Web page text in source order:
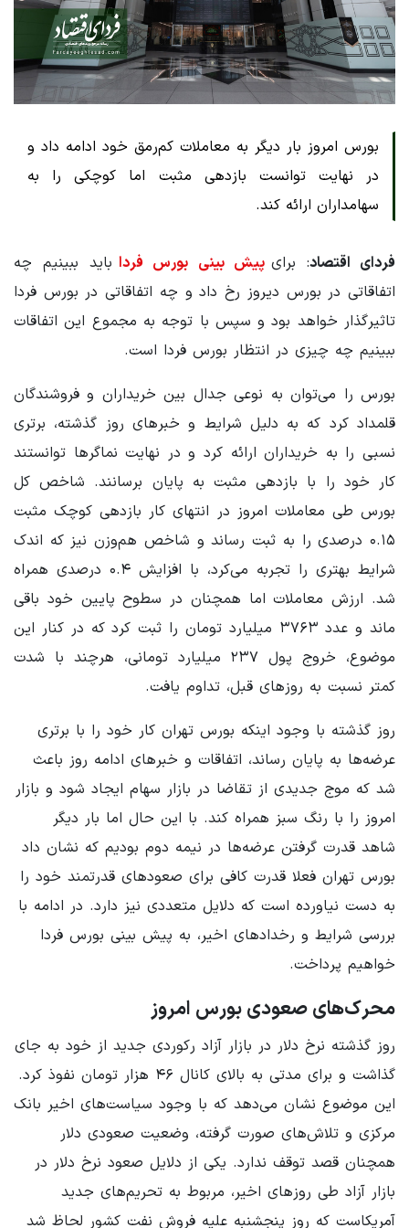
بورس امروز بار دیگر به معاملات کم‌رمق خود ادامه داد و
در نهایت توانست بازدهی مثبت اما کوچکی را به
سهامداران ارائه کند.
فردای اقتصاد: برایپیش بینی بورس فرداباید ببینیم چه
اتفاقاتی در بورس دیروز رخ داد و چه اتفاقاتی در بورس فردا
تاثیرگذار خواهد بود و سپس با توجه به مجموع این اتفاقات
ببینیم چه چیزی در انتظار بورس فردا است.
بورس را می‌توان به نوعی جدال بین خریداران و فروشندگان
قلمداد کرد که به دلیل شرایط و خبرهای روز گذشته، برتری
نسبی را به خریداران ارائه کرد و در نهایت نماگرها توانستند
کار خود را با بازدهی مثبت به پایان برسانند. شاخص کل
بورس طی معاملات امروز در انتهای کار بازدهی کوچک مثبت
۰.۱۵ درصدی را به ثبت رساند و شاخص هم‌وزن نیز که اندک
شرایط بهتری را تجربه می‌کرد، با افزایش ۰.۴ درصدی همراه
شد. ارزش معاملات اما همچنان در سطوح پایین خود باقی
ماند و عدد ۳۷۶۳ میلیارد تومان را ثبت کرد که در کنار این
موضوع، خروج پول ۲۳۷ میلیارد تومانی، هرچند با شدت
کمتر نسبت به روزهای قبل، تداوم یافت.
روز گذشته با وجود اینکه بورس تهران کار خود را با برتری
عرضه‌ها به پایان رساند، اتفاقات و خبرهای ادامه روز باعث
شد که موج جدیدی از تقاضا در بازار سهام ایجاد شود و بازار
امروز را با رنگ سبز همراه کند. با این حال اما بار دیگر
شاهد قدرت گرفتن عرضه‌ها در نیمه دوم بودیم که نشان داد
بورس تهران فعلا قدرت کافی برای صعودهای قدرتمند خود را
به دست نیاورده است که دلایل متعددی نیز دارد. در ادامه با
بررسی شرایط و رخدادهای اخیر، به پیش بینی بورس فردا
خواهیم پرداخت.
محرک‌های صعودی بورس امروز
روز گذشته نرخ دلار در بازار آزاد رکوردی جدید از خود به جای
گذاشت و برای مدتی به بالای کانال ۴۶ هزار تومان نفوذ کرد.
این موضوع نشان می‌دهد که با وجود سیاست‌های اخیر بانک
مرکزی و تلاش‌های صورت گرفته، وضعیت صعودی دلار
همچنان قصد توقف ندارد. یکی از دلایل صعود نرخ دلار در
بازار آزاد طی روزهای اخیر، مربوط به تحریم‌های جدید
آمریکاست که روز پنجشنبه علیه فروش نفت کشور لحاظ شد